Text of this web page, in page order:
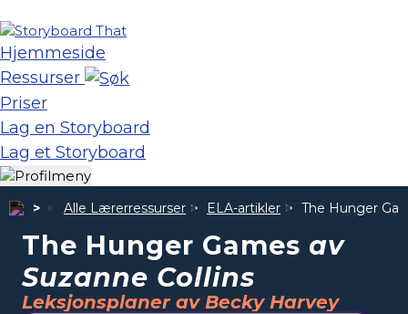
Hjemmeside
Ressurser
Priser
Lag en Storyboard
Lag et Storyboard
Alle Lærerressurser ELA-artikler The Hunger
The Hunger Games av
Suzanne Collins
Leksjonsplaner av Becky Harvey